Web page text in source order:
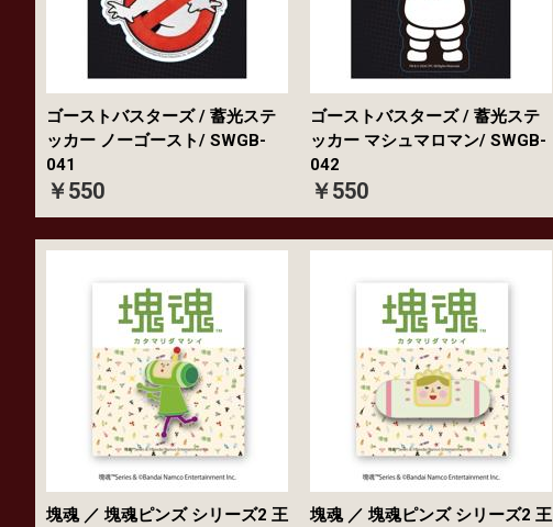
ゴーストバスターズ / 蓄光ステ
ッカー ノーゴースト/ SWGB-
041
￥550
ゴーストバスターズ / 蓄光ステ
ッカー マシュマロマン/ SWGB-
042
￥550
塊魂 ／ 塊魂ピンズ シリーズ2 王
塊魂 ／ 塊魂ピンズ シリーズ2 王